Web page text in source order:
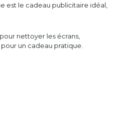
est le cadeau publicitaire idéal,
nettoyer les écrans,
un cadeau pratique.